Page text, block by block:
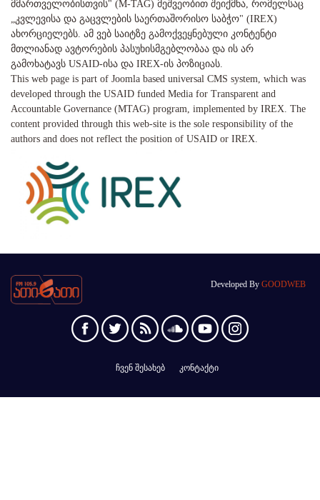
მმართველობისთვის" (M-TAG) მეშვეობით შეიქმნა, რომელსაც
„კვლევისა და გაცვლების საერთაშორისო საბჭო" (IREX)
ახორციელებს. ამ ვებ საიტზე გამოქვეყნებული კონტენტი
მთლიანად ავტორების პასუხისმგებლობაა და ის არ
გამოხატავს USAID-ისა და IREX-ის პოზიციას.
This web page is part of Joomla based universal CMS system, which was
developed through the USAID funded Media for Transparent and
Accountable Governance (MTAG) program, implemented by IREX. The
content provided through this web-site is the sole responsibility of the
authors and does not reflect the position of USAID or IREX.
Developed By GOODWEB
ჩვენ შესახებ კონტაქტი